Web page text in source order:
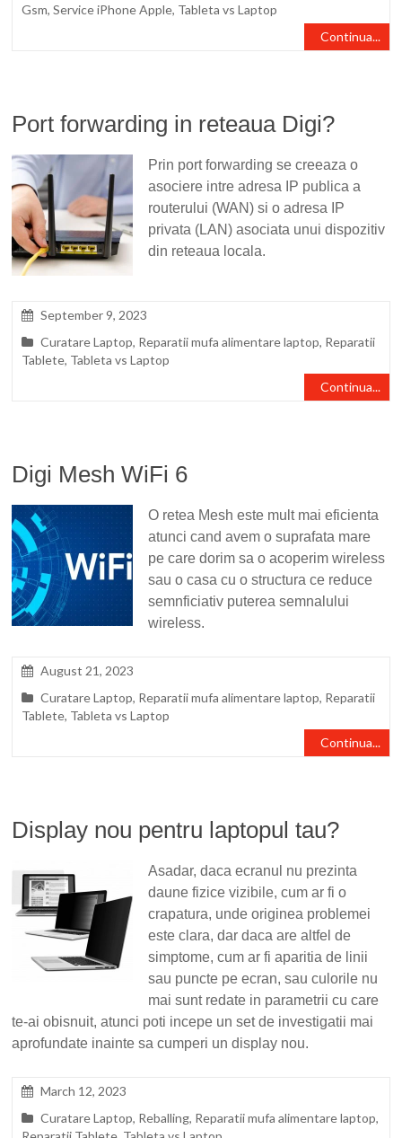
Gsm,Service iPhone Apple, Tableta vs Laptop
Continua...
Port forwarding in reteaua Digi?
Prin port forwarding se creeaza o
asociere intre adresa IP publica a
routerului (WAN) si o adresa IP
privata (LAN) asociata unui dispozitiv
din reteaua locala.
September 9, 2023
Curatare Laptop, Reparatii mufa alimentare laptop, Reparatii
Tablete, Tableta vs Laptop
Continua...
Digi Mesh WiFi 6
O retea Mesh este mult mai eficienta
atunci cand avem o suprafata mare
pe care dorim sa o acoperim wireless
sau o casa cu o structura ce reduce
semnficiativ puterea semnalului
wireless.
August 21, 2023
Curatare Laptop, Reparatii mufa alimentare laptop, Reparatii
Tablete, Tableta vs Laptop
Continua...
Display nou pentru laptopul tau?
Asadar, daca ecranul nu prezinta
daune fizice vizibile, cum ar fi o
crapatura, unde originea problemei
este clara, dar daca are altfel de
simptome, cum ar fi aparitia de linii
sau puncte pe ecran, sau culorile nu
mai sunt redate in parametrii cu care
te-ai obisnuit, atunci poti incepe un set de investigatii mai
aprofundate inainte sa cumperi un display nou.
March 12, 2023
Curatare Laptop, Reballing, Reparatii mufa alimentare laptop,